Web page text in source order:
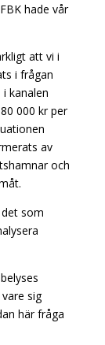
hade vår
att vi i
i frågan
kanalen
000 kr per
av
och
som
sig
här fråga